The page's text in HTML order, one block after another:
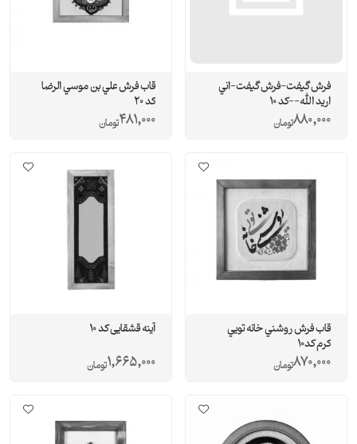
فرش گيفت-فرش گيفت-اني
اريد الله--كد 10
880,000تومان
قاب فرش علي بن موسي الرضا
كد 20
481,000تومان
قاب فرش روشني خانه تويي
كرم كد10
870,000تومان
آینه قشقایی کد 10
1,665,000تومان